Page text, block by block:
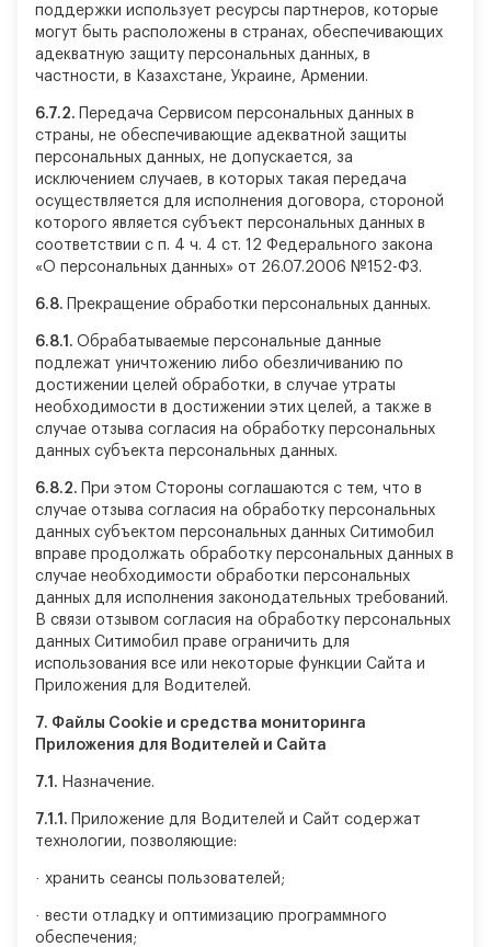
поддержки использует ресурсы партнеров, которые
могут быть расположены в странах, обеспечивающих
адекватную защиту персональных данных, в
частности, в Казахстане, Украине, Армении.
6.7.2.
Передача Сервисом персональных данных в
страны, не обеспечивающие адекватной защиты
персональных данных, не допускается, за
исключением случаев, в которых такая передача
осуществляется для исполнения договора, стороной
которого является субъект персональных данных в
соответствии с п. 4 ч. 4 ст. 12 Федерального закона
«О персональных данных» от 26.07.2006 №152-ФЗ.
6.8. Прекращение обработки персональных данных.
6.8.1. Обрабатываемые персональные данные
подлежат уничтожению либо обезличиванию по
достижении целей обработки, в случае утраты
необходимости в достижении этих целей, а также в
случае отзыва согласия на обработку персональных
данных субъекта персональных данных.
6.8.2.
При этом Стороны соглашаются с тем, что в
случае отзыва согласия на обработку персональных
данных субъектом персональных данных Ситимобил
вправе продолжать обработку персональных данных в
случае необходимости обработки персональных
данных для исполнения законодательных требований.
В связи отзывом согласия на обработку персональных
данных Ситимобил праве ограничить для
использования все или некоторые функции Сайта и
Приложения для Водителей.
7. Файлы Cookie и средства мониторинга
Приложения для Водителей и Сайта
7.1. Назначение.
7.1.1.
Приложение для Водителей и Сайт содержат
технологии, позволяющие:
· хранить сеансы пользователей;
· вести отладку и оптимизацию программного
обеспечения;